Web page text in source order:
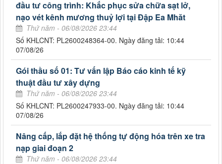
đầu tư công trình: Khắc phục sửa chữa sạt lở,
nạo vét kênh mương thuỷ lợi tại Đập Ea Mhăt
Thứ năm - 06/08/2026 23:44
Số KHLCNT: PL2600248364-00. Ngày đăng tải: 10:44
07/08/26
Gói thầu số 01: Tư vấn lập Báo cáo kinh tế kỹ
thuật đầu tư xây dựng
Thứ năm - 06/08/2026 23:44
Số KHLCNT: PL2600247933-00. Ngày đăng tải: 10:44
07/08/26
Nâng cấp, lắp đặt hệ thống tự động hóa trên xe tra
nạp giai đoạn 2
Thứ năm - 06/08/2026 23:44